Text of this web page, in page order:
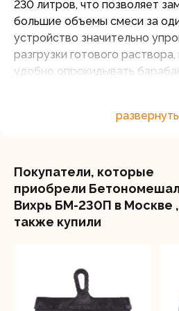
230 литров, что позволяет
большие объемы смеси за
устройство значительно
разгрузки готового
удобно опрокидывать
Мощность двигателя равна
барабана, что гарантирует
использование устройства и
продуктивность работы.
барабана - 32 об/мин
Полиамидный венец
высокотехнологичным
обеспечивая долгий срок
развернуть
Покупатели, которые
приобрели
Вихрь БМ-230П в Москве ,
также купили